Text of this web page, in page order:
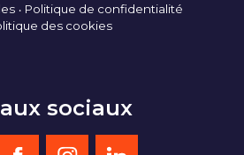
Politique de confidentialité
des cookies
sociaux